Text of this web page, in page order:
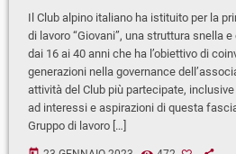
Il Club alpino italiano ha istituito per la
di lavoro “Giovani”, una struttura snella
dai 16 ai 40 anni che ha l’obiettivo di
generazioni nella governance
attività del Club più partecipate,
ad interessi e aspirazioni di questa
Gruppo di lavoro […]